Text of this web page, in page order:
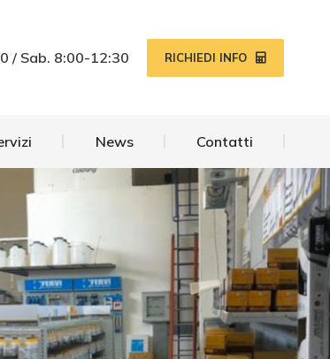
/ Sab. 8:00-12:30 RICHIEDI INFO
News Contatti